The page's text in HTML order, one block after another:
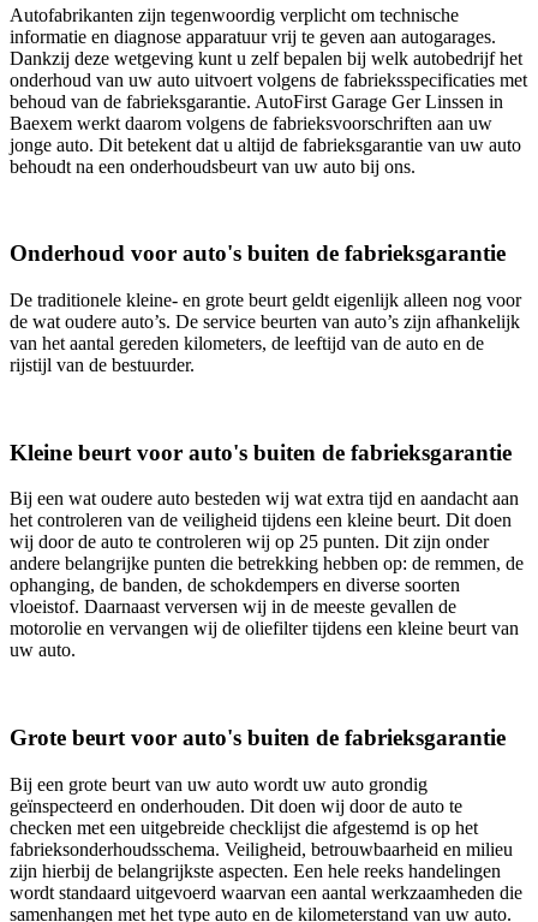
Autofabrikanten zijn tegenwoordig verplicht om technische
informatie en diagnose apparatuur vrij te geven aan autogarages.
Dankzij deze wetgeving kunt u zelf bepalen bij welk autobedrijf het
onderhoud van uw auto uitvoert volgens de fabrieksspecificaties met
behoud van de fabrieksgarantie. AutoFirst Garage Ger Linssen in
Baexem werkt daarom volgens de fabrieksvoorschriften aan uw
jonge auto. Dit betekent dat u altijd de fabrieksgarantie van uw auto
behoudt na een onderhoudsbeurt van uw auto bij ons.
Onderhoud voor auto's buiten de fabrieksgarantie
De traditionele kleine- en grote beurt geldt eigenlijk alleen nog voor
de wat oudere auto’s. De service beurten van auto’s zijn afhankelijk
van het aantal gereden kilometers, de leeftijd van de auto en de
rijstijl van de bestuurder.
Kleine beurt voor auto's buiten de fabrieksgarantie
Bij een wat oudere auto besteden wij wat extra tijd en aandacht aan
het controleren van de veiligheid tijdens een kleine beurt. Dit doen
wij door de auto te controleren wij op 25 punten. Dit zijn onder
andere belangrijke punten die betrekking hebben op: de remmen, de
ophanging, de banden, de schokdempers en diverse soorten
vloeistof. Daarnaast verversen wij in de meeste gevallen de
motorolie en vervangen wij de oliefilter tijdens een kleine beurt van
uw auto.
Grote beurt voor auto's buiten de fabrieksgarantie
Bij een grote beurt van uw auto wordt uw auto grondig
geïnspecteerd en onderhouden. Dit doen wij door de auto te
checken met een uitgebreide checklijst die afgestemd is op het
fabrieksonderhoudsschema. Veiligheid, betrouwbaarheid en milieu
zijn hierbij de belangrijkste aspecten. Een hele reeks handelingen
wordt standaard uitgevoerd waarvan een aantal werkzaamheden die
samenhangen met het type auto en de kilometerstand van uw auto.